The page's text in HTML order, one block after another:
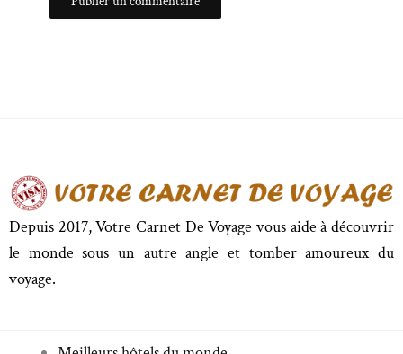
Depuis 2017, Votre Carnet De Voyage vous aide à découvrir
le monde sous un autre angle et tomber amoureux du
voyage.